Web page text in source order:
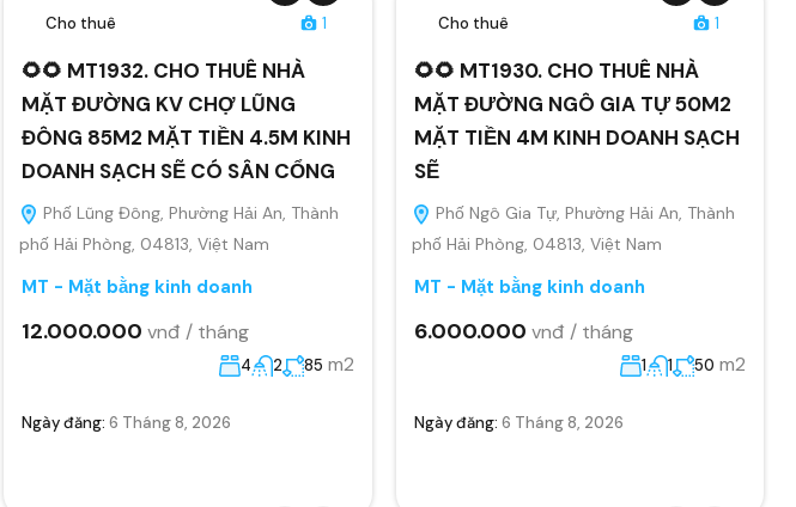
Cho thuê 1
🌻🌻 MT1932. CHO THUÊ NHÀ
MẶT ĐƯỜNG KV CHỢ LŨNG
ĐÔNG 85M2 MẶT TIỀN 4.5M KINH
DOANH SẠCH SẼ CÓ SÂN CỔNG
Phố Lũng Đông, Phường Hải An, Thành
phố Hải Phòng, 04813, Việt Nam
MT - Mặt bằng kinh doanh
12.000.000 vnđ / tháng
4 2 85 m2
Ngày đăng: 6 Tháng 8, 2026
Cho thuê 1
🌻🌻 MT1930. CHO THUÊ NHÀ
MẶT ĐƯỜNG NGÔ GIA TỰ 50M2
MẶT TIỀN 4M KINH DOANH SẠCH
SẼ
Phố Ngô Gia Tự, Phường Hải An, Thành
phố Hải Phòng, 04813, Việt Nam
MT - Mặt bằng kinh doanh
6.000.000 vnđ / tháng
1 1 50 m2
Ngày đăng: 6 Tháng 8, 2026